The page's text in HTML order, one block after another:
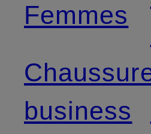
Femmes
business